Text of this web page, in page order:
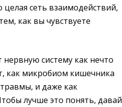
сеть взаимодействий,
как вы чувствуете
систему как нечто
как микробиом кишечника
и даже как
лучше это понять, давай